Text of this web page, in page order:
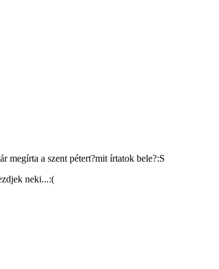
megírta a szent pétert?mit írtatok bele?:S
neki...:(